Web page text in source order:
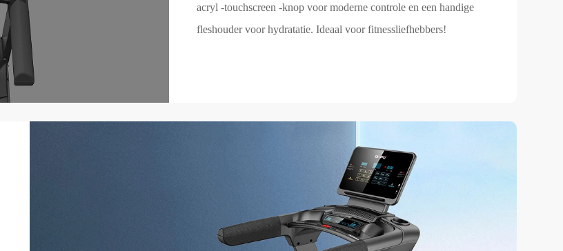
acryl -touchscreen -knop voor moderne controle en een handige
fleshouder voor hydratatie. Ideaal voor fitnessliefhebbers!